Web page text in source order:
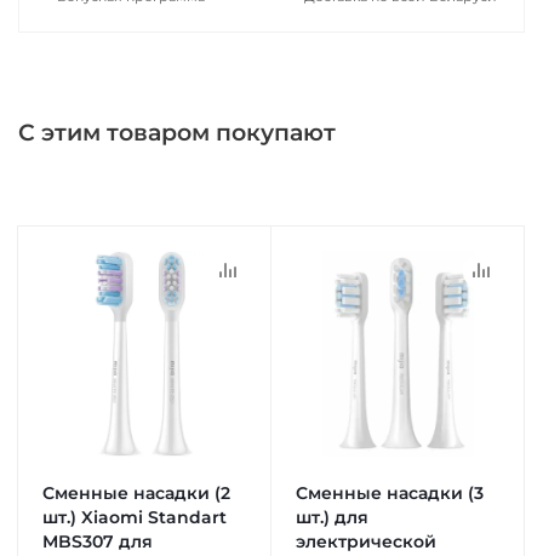
С этим товаром покупают
Сменные насадки (2
шт.) Xiaomi Standart
MBS307 для
Сменные насадки (3
шт.) для
электрической